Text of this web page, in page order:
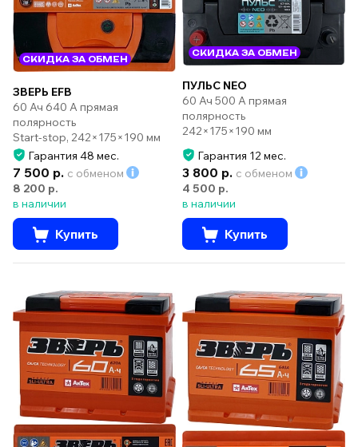
СКИДКА ЗА ОБМЕН
ЗВЕРЬ EFB
60 Ач 640 А прямая
полярность
Start-stop, 242×175×190 мм
Гарантия 48 мес.
7 500 р. с обменом
8 200 р.
в наличии
Купить
СКИДКА ЗА ОБМЕН
ПУЛЬС NEO
60 Ач 500 А прямая
полярность
242×175×190 мм
Гарантия 12 мес.
3 800 р. с обменом
4 500 р.
в наличии
Купить